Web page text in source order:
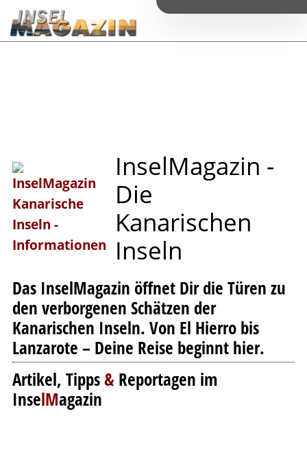
InselMagazin -
Die
Kanarischen
Inseln
Das InselMagazin öffnet Dir die Türen zu
den verborgenen Schätzen der
Kanarischen Inseln. Von El Hierro bis
Lanzarote – Deine Reise beginnt hier.
Artikel, Tipps& Reportagen im
InselMagazin